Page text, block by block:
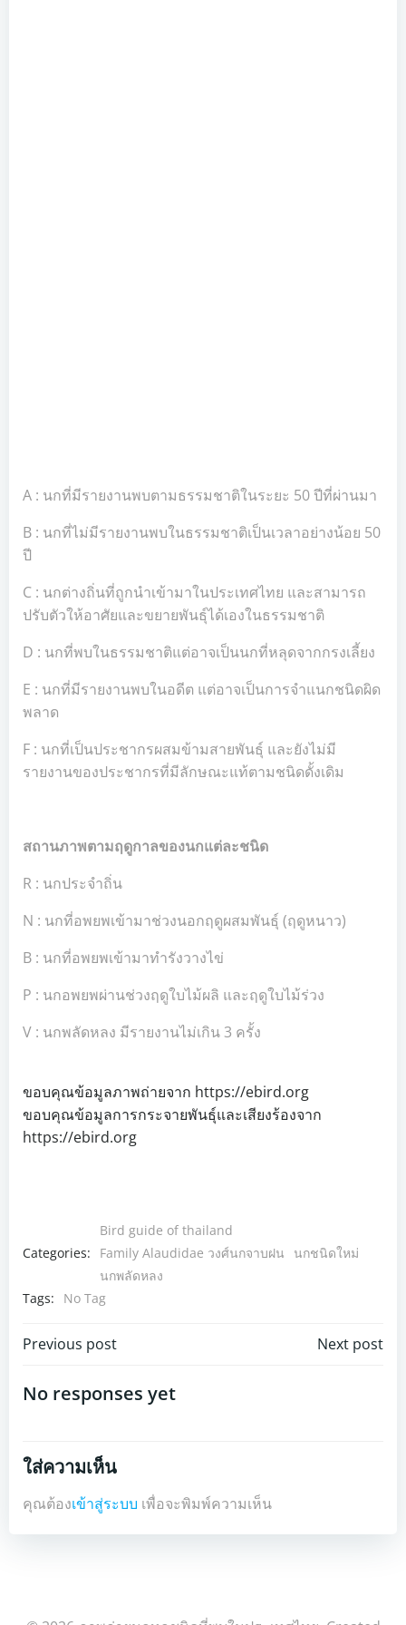
A : นกที่มีรายงานพบตามธรรมชาติในระยะ 50 ปีที่ผ่านมา
B : นกที่ไม่มีรายงานพบในธรรมชาติเป็นเวลาอย่างน้อย 50
ปี
C : นกต่างถิ่นที่ถูกนำเข้ามาในประเทศไทย และสามารถ
ปรับตัวให้อาศัยและขยายพันธุ์ได้เองในธรรมชาติ
D : นกที่พบในธรรมชาติแต่อาจเป็นนกที่หลุดจากกรงเลี้ยง
E : นกที่มีรายงานพบในอดีต แต่อาจเป็นการจำแนกชนิดผิด
พลาด
F : นกที่เป็นประชากรผสมข้ามสายพันธุ์ และยังไม่มี
รายงานของประชากรที่มีลักษณะแท้ตามชนิดดั้งเดิม
สถานภาพตามฤดูกาลของนกแต่ละชนิด
R : นกประจำถิ่น
N : นกที่อพยพเข้ามาช่วงนอกฤดูผสมพันธุ์ (ฤดูหนาว)
B : นกที่อพยพเข้ามาทำรังวางไข่
P : นกอพยพผ่านช่วงฤดูใบไม้ผลิ และฤดูใบไม้ร่วง
V : นกพลัดหลง มีรายงานไม่เกิน 3 ครั้ง
ขอบคุณข้อมูลภาพถ่ายจาก https://ebird.org
ขอบคุณข้อมูลการกระจายพันธุ์และเสียงร้องจาก
https://ebird.org
Categories:
Bird guide of thailand
Family Alaudidae วงศ์นกจาบฝน
นกชนิดใหม่
นกพลัดหลง
Tags:
No Tag
Post
navigation
Previous post Next post
No responses yet
ใส่ความเห็น
คุณต้องเข้าสู่ระบบ เพื่อจะพิมพ์ความเห็น